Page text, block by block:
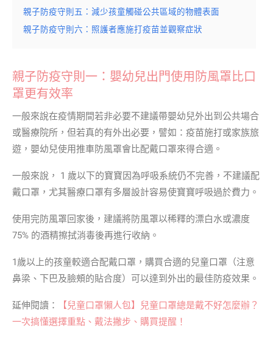
親子防疫守則五：減少孩童觸碰公共區域的物體表面
親子防疫守則六：照護者應施打疫苗並觀察症狀
親子防疫守則一：嬰幼兒出門使用防風罩比口
罩更有效率
一般來說在疫情期間若非必要不建議帶嬰幼兒外出到公共場合
或醫療院所，但若真的有外出必要，譬如：疫苗施打或家族旅
遊，嬰幼兒使用推車防風罩會比配戴口罩來得合適。
一般來說， 1 歲以下的寶寶因為呼吸系統仍不完善，不建議配
戴口罩，尤其醫療口罩有多層設計容易使寶寶呼吸過於費力。
使用完防風罩回家後，建議將防風罩以稀釋的漂白水或濃度
75% 的酒精擦拭消毒後再進行收納。
1歲以上的孩童較適合配戴口罩，購買合適的兒童口罩（注意
鼻梁、下巴及臉頰的貼合度）可以達到外出的最佳防疫效果。
延伸閱讀：
【兒童口罩懶人包】兒童口罩總是戴不好怎麼辦？
一次搞懂選擇重點、戴法撇步、購買提醒！